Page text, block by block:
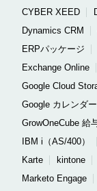
CYBER XEED
Dynamics CRM
ERPパッケージ
Exchange Online
Google Cloud
Google カレンダー
GrowOneCube 給
IBM i（AS/400）
Karte
kintone
Marketo Engage